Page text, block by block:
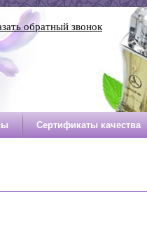
обратный звонок
Сертификаты качества